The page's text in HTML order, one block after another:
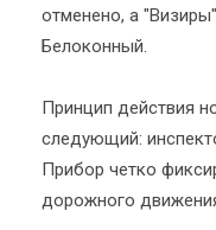
отменено, а
Белоконный.
Принцип действия
следующий:
Прибор четко
дорожного